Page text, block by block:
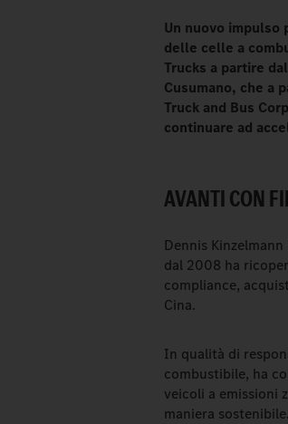
Un nuovo
delle celle a
Trucks a partire
Cusumano, che a
Truck and Bus
continuare ad
AVANTI CON
Dennis
dal 2008 ha
compliance,
Cina.
In qualità di
combustibile, ha
veicoli a emissioni
maniera sostenibile.